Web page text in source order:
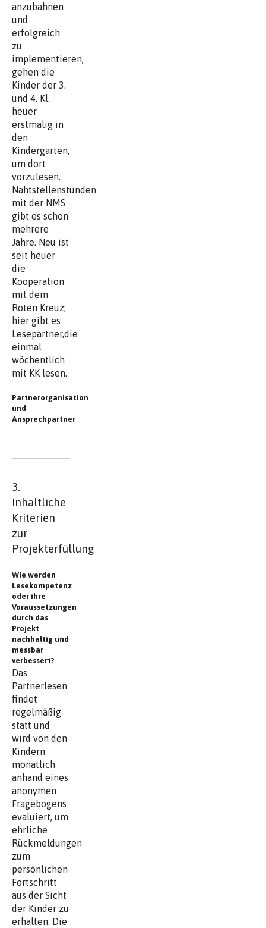
anzubahnen
und
erfolgreich
zu
implementieren,
gehen die
Kinder der 3.
und 4. Kl.
heuer
erstmalig in
den
Kindergarten,
um dort
vorzulesen.
Nahtstellenstunden
mit der NMS
gibt es schon
mehrere
Jahre. Neu ist
seit heuer
die
Kooperation
mit dem
Roten Kreuz;
hier gibt es
Lesepartner,die
einmal
wöchentlich
mit KK lesen.
Partnerorganisation
und
Ansprechpartner
3.
Inhaltliche
Kriterien
zur
Projekterfüllung
Wie werden
Lesekompetenz
oder ihre
Voraussetzungen
durch das
Projekt
nachhaltig und
messbar
verbessert?
Das
Partnerlesen
findet
regelmäßig
statt und
wird von den
Kindern
monatlich
anhand eines
anonymen
Fragebogens
evaluiert, um
ehrliche
Rückmeldungen
zum
persönlichen
Fortschritt
aus der Sicht
der Kinder zu
erhalten. Die